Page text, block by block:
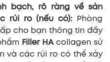
bạch, rõ ràng về sản
rủi ro (nếu có): Phòng
cho bạn thông tin đầy
Filler HAcollagen sử
và các rủi ro có thể xảy